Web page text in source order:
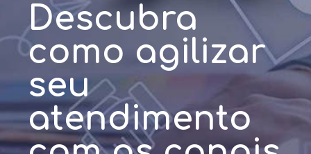
Descubra
como agilizar
seu
atendimento